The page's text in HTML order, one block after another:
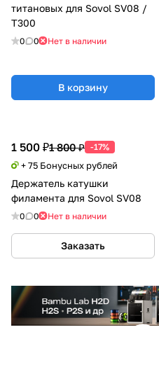
1 500 ₽1 800 ₽ -17%
+ 75 Бонусных рублей
Держатель катушки
филамента для Sovol SV08
0 0 Нет в наличии
Заказать
титановых для Sovol SV08 /
T300
0 0 Нет в наличии
В корзину